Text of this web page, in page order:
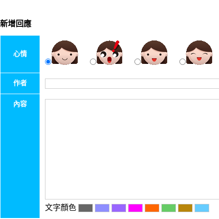
新增回應
心情
作者
內容
文字顏色